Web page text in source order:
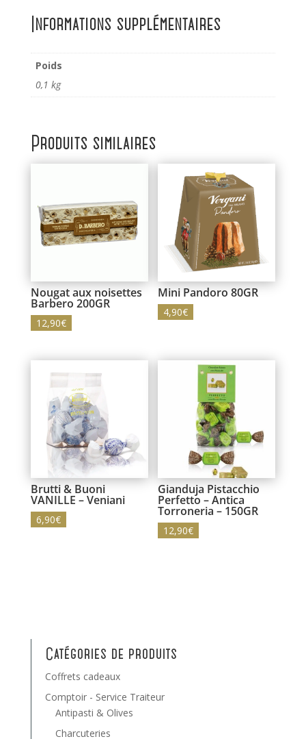
Informations supplémentaires
Poids
0,1 kg
Produits similaires
Nougat aux noisettes
Barbero 200GR
12,90€
Mini Pandoro 80GR
4,90€
Brutti & Buoni
VANILLE – Veniani
6,90€
Gianduja Pistacchio
Perfetto – Antica
Torroneria – 150GR
12,90€
Catégories de produits
Coffrets cadeaux
Comptoir - Service Traiteur
Antipasti & Olives
Charcuteries